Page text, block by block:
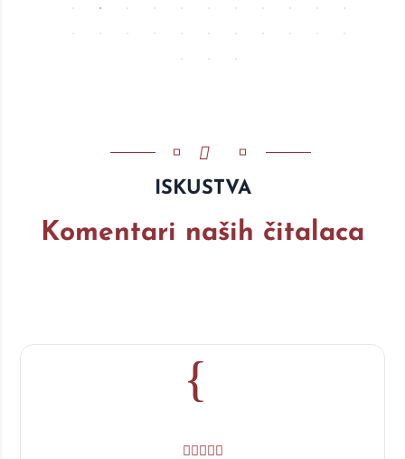
ISKUSTVA
Komentari naših čitalaca